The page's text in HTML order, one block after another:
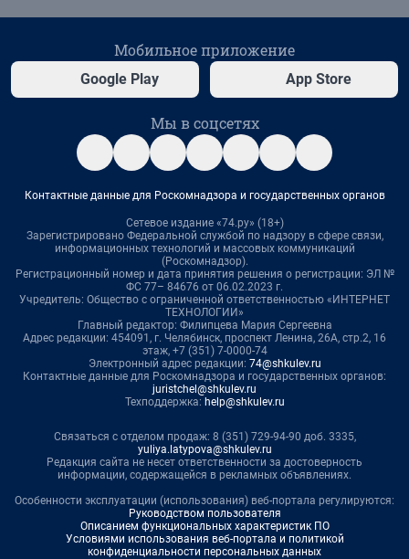
Мобильное приложение
Google Play App Store
Мы в соцсетях
Контактные данные для Роскомнадзора и государственных органов
Сетевое издание «74.ру» (18+)
Зарегистрировано Федеральной службой по надзору в сфере связи,
информационных технологий и массовых коммуникаций
(Роскомнадзор).
Регистрационный номер и дата принятия решения о регистрации: ЭЛ №
ФС 77– 84676 от 06.02.2023 г.
Учредитель: Общество с ограниченной ответственностью «ИНТЕРНЕТ
ТЕХНОЛОГИИ»
Главный редактор: Филипцева Мария Сергеевна
Адрес редакции: 454091, г. Челябинск, проспект Ленина, 26А, стр.2, 16
этаж, +7 (351) 7-0000-74
Электронный адрес редакции: 74@shkulev.ru
Контактные данные для Роскомнадзора и государственных органов:
juristchel@shkulev.ru
Техподдержка: help@shkulev.ru
Связаться с отделом продаж: 8 (351) 729-94-90 доб. 3335,
yuliya.latypova@shkulev.ru
Редакция сайта не несет ответственности за достоверность
информации, содержащейся в рекламных объявлениях.
Особенности эксплуатации (использования) веб-портала регулируются:
Руководством пользователя
Описанием функциональных характеристик ПО
Условиями использования веб-портала и политикой
конфиденциальности персональных данных